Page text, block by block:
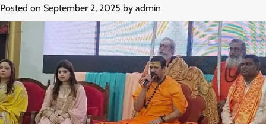
Posted on September 2, 2025 by admin